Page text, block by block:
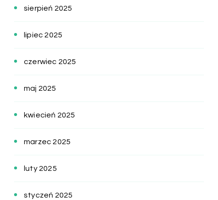
sierpień 2025
lipiec 2025
czerwiec 2025
maj 2025
kwiecień 2025
marzec 2025
luty 2025
styczeń 2025